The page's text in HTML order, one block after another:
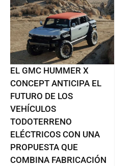
EL GMC HUMMER X
CONCEPT ANTICIPA EL
FUTURO DE LOS
VEHÍCULOS
TODOTERRENO
ELÉCTRICOS CON UNA
PROPUESTA QUE
COMBINA FABRICACIÓN